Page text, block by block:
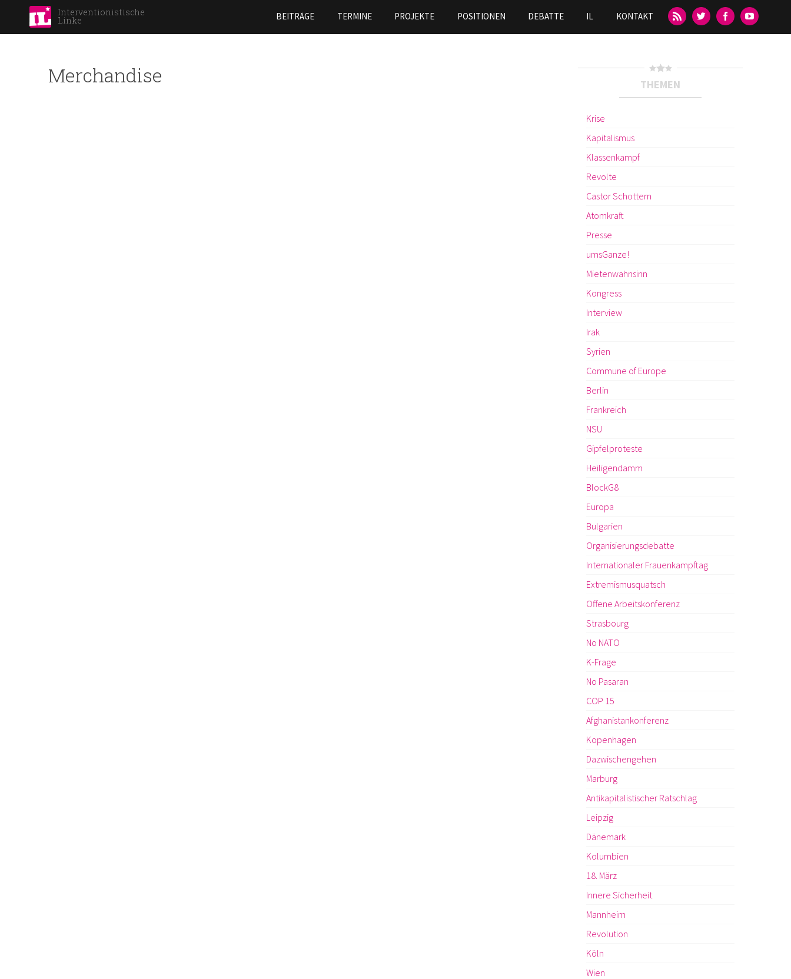
main
content
Interventionistische
Linke BEITRÄGE TERMINE PROJEKTE POSITIONEN DEBATTE IL KONTAKT
Merchandise THEMEN
Krise
Kapitalismus
Klassenkampf
Revolte
Castor Schottern
Atomkraft
Presse
umsGanze!
Mietenwahnsinn
Kongress
Interview
Irak
Syrien
Commune of Europe
Berlin
Frankreich
NSU
Gipfelproteste
Heiligendamm
BlockG8
Europa
Bulgarien
Organisierungsdebatte
Internationaler Frauenkampftag
Extremismusquatsch
Offene Arbeitskonferenz
Strasbourg
No NATO
K-Frage
No Pasaran
COP 15
Afghanistankonferenz
Kopenhagen
Dazwischengehen
Marburg
Antikapitalistischer Ratschlag
Leipzig
Dänemark
Kolumbien
18. März
Innere Sicherheit
Mannheim
Revolution
Köln
Wien